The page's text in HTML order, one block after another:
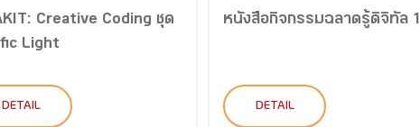
Creative Coding ชุด
Light
DETAIL
หนังสือกิจกรรมฉลาดรู้ดิจิทัล 1
DETAIL